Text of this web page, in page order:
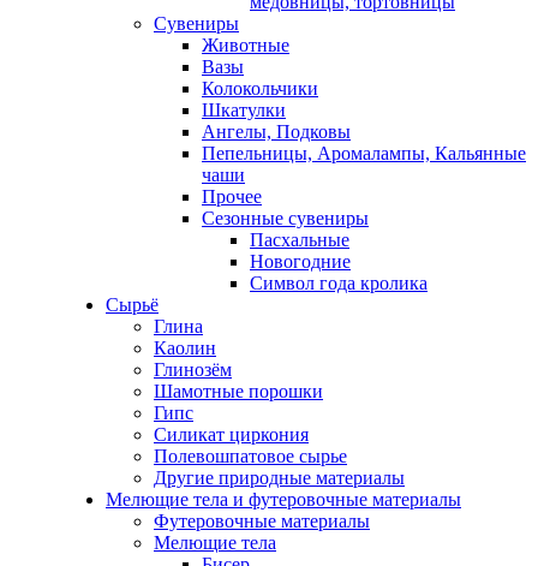
Сувениры
Животные
Вазы
Колокольчики
Шкатулки
Ангелы, Подковы
Пепельницы, Аромалампы, Кальянные
чаши
Прочее
Сезонные сувениры
Пасхальные
Новогодние
Символ года кролика
Сырьё
Глина
Каолин
Глинозём
Шамотные порошки
Гипс
Силикат циркония
Полевошпатовое сырье
Другие природные материалы
Мелющие тела и футеровочные материалы
Футеровочные материалы
Мелющие тела